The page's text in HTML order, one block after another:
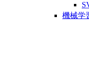
機械学